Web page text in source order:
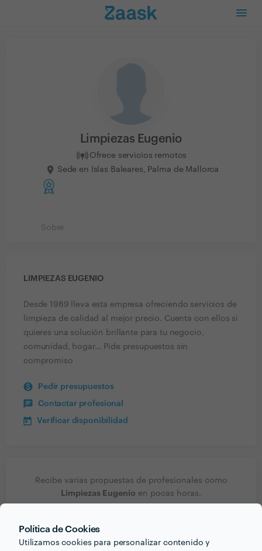
Política de Cookies
Utilizamos cookies para personalizar contenido y
Limpiezas Eugenio
Ofrece servicios remotos
Sede en Islas Baleares, Palma de Mallorca
Sobre
LIMPIEZAS EUGENIO
Desde 1989 lleva esta empresa ofreciendo servicios de
limpieza de calidad al mejor precio. Cuenta con ellos si
quieres una solución brillante para tu negocio,
comunidad, hogar... Pide presupuestos sin
compromiso
Pedir presupuestos
Contactar profesional
Verificar disponibilidad
Recibe varias propuestas de profesionales como
Limpiezas Eugenio en pocas horas.